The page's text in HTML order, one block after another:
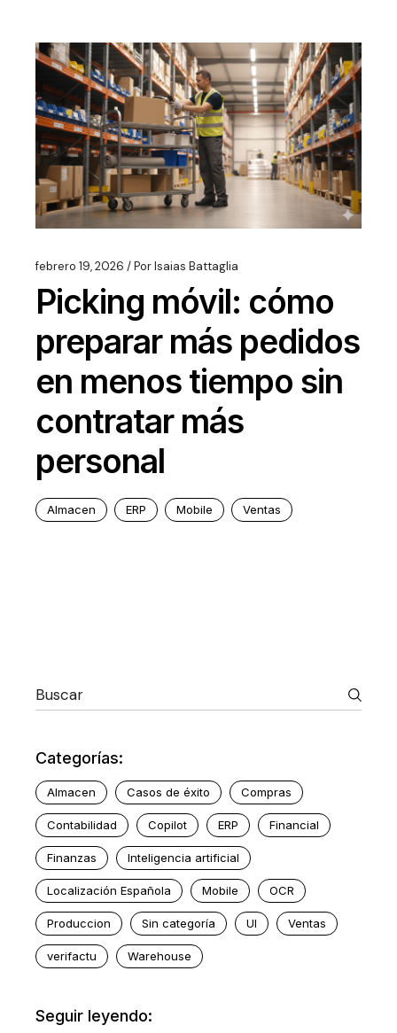
febrero 19, 2026 PorIsaias Battaglia
Picking móvil: cómo
preparar más pedidos
en menos tiempo sin
contratar más
personal
Almacen ERP Mobile Ventas
Categorías:
Almacen Casos de éxito Compras
Contabilidad Copilot ERP Financial
Finanzas Inteligencia artificial
Localización Española Mobile OCR
Produccion Sin categoría UI Ventas
verifactu Warehouse
Seguir leyendo: